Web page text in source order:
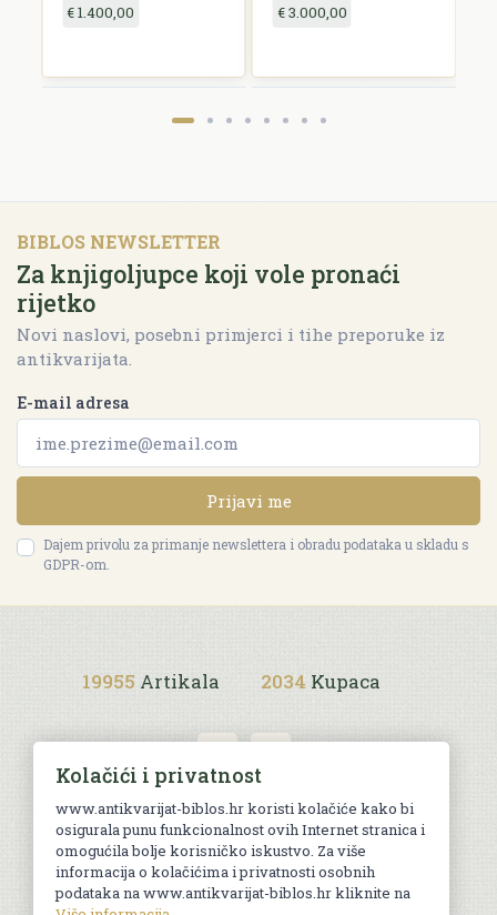
€ 1.400,00 € 3.000,00
BIBLOS NEWSLETTER
Za knjigoljupce koji vole pronaći
rijetko
Novi naslovi, posebni primjerci i tihe preporuke iz
antikvarijata.
E-mail adresa
Prijavi me
Dajem privolu za primanje newslettera i obradu podataka u skladu s
GDPR-om.
19955 Artikala 2034 Kupaca
Uvjeti kupnje
Kolačići i privatnost
www.antikvarijat-biblos.hr koristi kolačiće kako bi
osigurala punu funkcionalnost ovih Internet stranica i
omogućila bolje korisničko iskustvo. Za više
informacija o kolačićima i privatnosti osobnih
podataka na www.antikvarijat-biblos.hr kliknite na